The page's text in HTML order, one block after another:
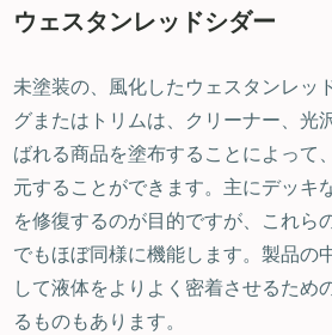
ウェスタンレッドシダー
未塗装の、風化したウェスタンレッ
グまたはトリムは、クリーナー、光
ばれる商品を塗布することによって
元することができます。主にデッキ
を修復するのが目的ですが、これら
でもほぼ同様に機能します。製品の
して液体をよりよく密着させるため
るものもあります。